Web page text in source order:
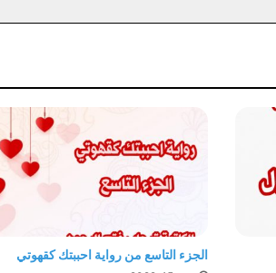
الجزء التاسع من رواية احببتك كقهوتي